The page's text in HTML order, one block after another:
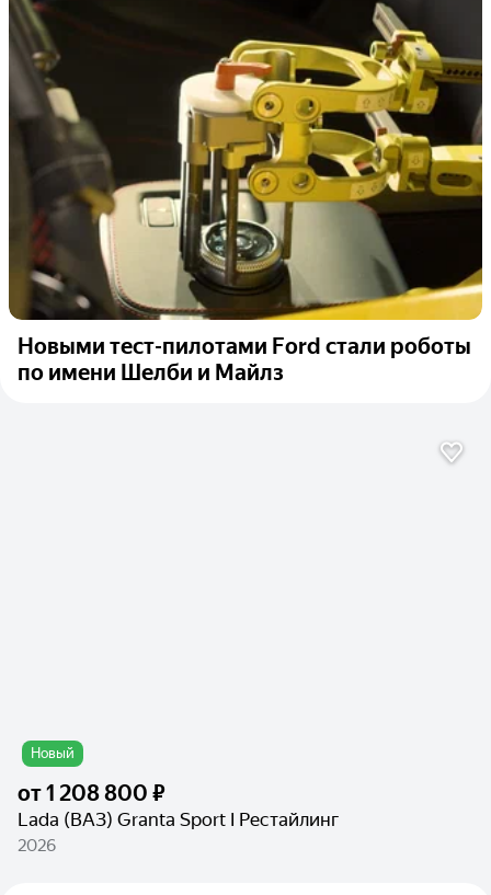
Новыми тест-пилотами Ford стали роботы
по имени Шелби и Майлз
Новый
от1 208 800 ₽
Lada (ВАЗ) Granta Sport I Рестайлинг
2026